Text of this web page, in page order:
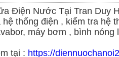
Điện Nước Tại Tran Duy
hệ thống điện , kiểm tra hệ
máy bơm , bình nóng
tại : https://